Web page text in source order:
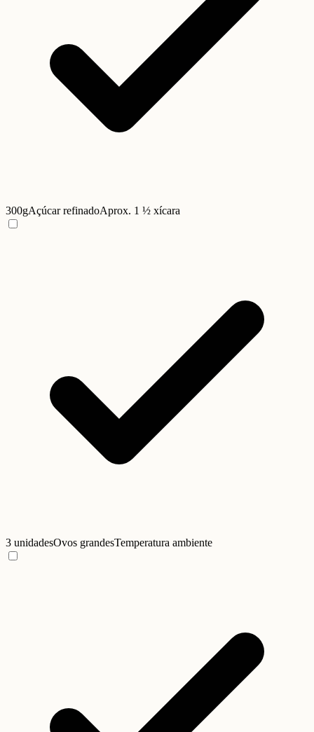
300gAçúcar refinadoAprox. 1 ½ xícara
3 unidadesOvos grandesTemperatura ambiente